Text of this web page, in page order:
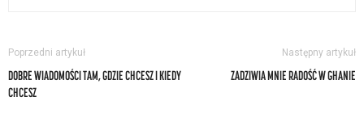
Poprzedni artykuł
DOBRE WIADOMOŚCI TAM, GDZIE CHCESZ I KIEDY
CHCESZ
Następny artykuł
ZADZIWIA MNIE RADOŚĆ W GHANIE